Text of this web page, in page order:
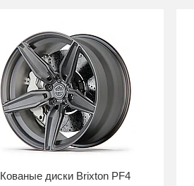
Кованые диски Brixton PF4